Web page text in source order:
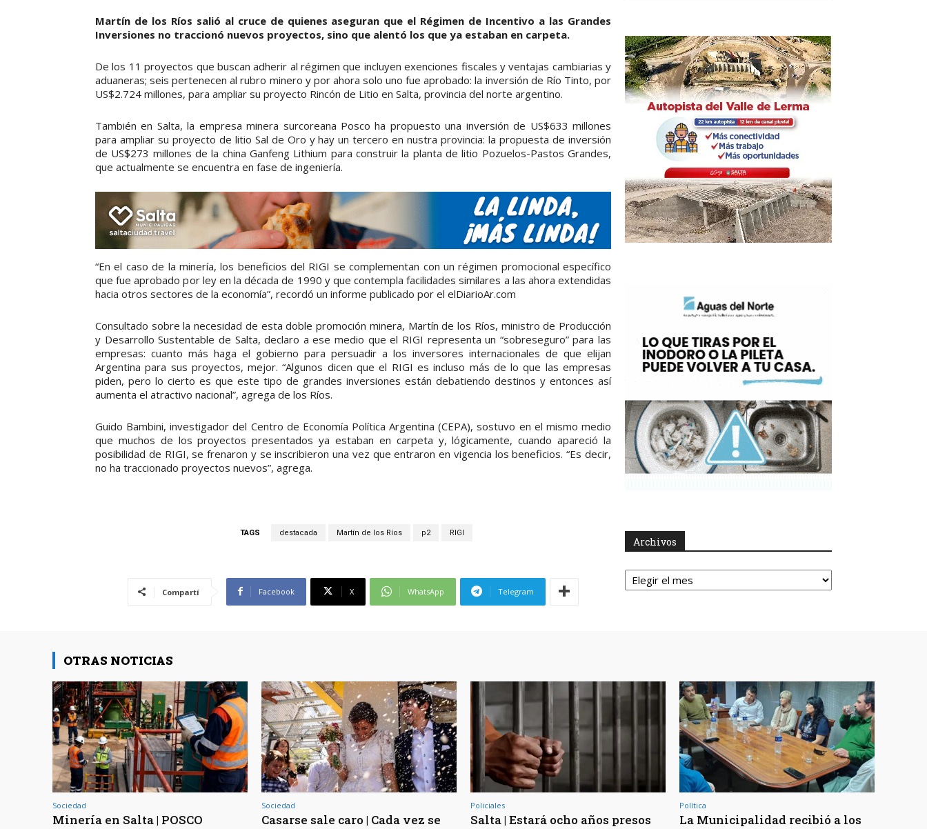
Martín de los Ríos salió al cruce de quienes aseguran que el Régimen de Incentivo a las Grandes
Inversiones no traccionó nuevos proyectos, sino que alentó los que ya estaban en carpeta.
De los 11 proyectos que buscan adherir al régimen que incluyen exenciones fiscales y ventajas cambiarias y
aduaneras; seis pertenecen al rubro minero y por ahora solo uno fue aprobado: la inversión de Río Tinto, por
US$2.724 millones, para ampliar su proyecto Rincón de Litio en Salta, provincia del norte argentino.
También en Salta, la empresa minera surcoreana Posco ha propuesto una inversión de US$633 millones
para ampliar su proyecto de litio Sal de Oro y hay un tercero en nustra provincia: la propuesta de inversión
de US$273 millones de la china Ganfeng Lithium para construir la planta de litio Pozuelos-Pastos Grandes,
que actualmente se encuentra en fase de ingeniería.
“En el caso de la minería, los beneficios del RIGI se complementan con un régimen promocional específico
que fue aprobado por ley en la década de 1990 y que contempla facilidades similares a las ahora extendidas
hacia otros sectores de la economía”, recordó un informe publicado por el elDiarioAr.com
Consultado sobre la necesidad de esta doble promoción minera, Martín de los Ríos, ministro de Producción
y Desarrollo Sustentable de Salta, declaro a ese medio que el RIGI representa un “sobreseguro” para las
empresas: cuanto más haga el gobierno para persuadir a los inversores internacionales de que elijan
Argentina para sus proyectos, mejor. “Algunos dicen que el RIGI es incluso más de lo que las empresas
piden, pero lo cierto es que este tipo de grandes inversiones están debatiendo destinos y entonces así
aumenta el atractivo nacional”, agrega de los Ríos.
Guido Bambini, investigador del Centro de Economía Política Argentina (CEPA), sostuvo en el mismo medio
que muchos de los proyectos presentados ya estaban en carpeta y, lógicamente, cuando apareció la
posibilidad de RIGI, se frenaron y se inscribieron una vez que entraron en vigencia los beneficios. “Es decir,
no ha traccionado proyectos nuevos”, agrega.
TAGS destacada Martín de los Ríos p2 RIGI
Compartí Facebook X WhatsApp Telegram
Archivos
Archivos
OTRAS NOTICIAS
Sociedad
Minería en Salta | POSCO
Sociedad
Casarse sale caro | Cada vez se
Policiales
Salta | Estará ocho años presos
Política
La Municipalidad recibió a los